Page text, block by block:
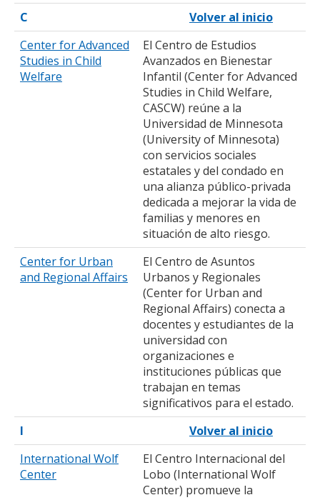
C
Volver al inicio
Center for Advanced
Studies in Child
Welfare
El Centro de Estudios
Avanzados en Bienestar
Infantil (Center for Advanced
Studies in Child Welfare,
CASCW) reúne a la
Universidad de Minnesota
(University of Minnesota)
con servicios sociales
estatales y del condado en
una alianza público-privada
dedicada a mejorar la vida de
familias y menores en
situación de alto riesgo.
Center for Urban
and Regional Affairs
El Centro de Asuntos
Urbanos y Regionales
(Center for Urban and
Regional Affairs) conecta a
docentes y estudiantes de la
universidad con
organizaciones e
instituciones públicas que
trabajan en temas
significativos para el estado.
I
Volver al inicio
International Wolf
Center
El Centro Internacional del
Lobo (International Wolf
Center) promueve la